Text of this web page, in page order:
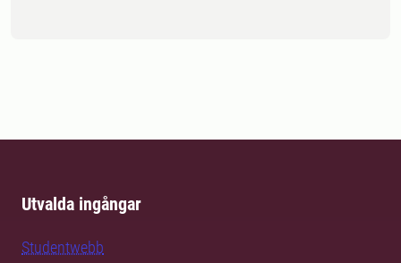
Utvalda ingångar
Studentwebb